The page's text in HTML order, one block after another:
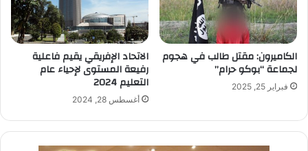
الكاميرون: مقتل طالب في هجوم
لجماعة “بوكو حرام”
فبراير 25, 2025
الاتحاد الإفريقي يقيم فاعلية
رفيعة المستوى لإحياء عام
التعليم 2024
أغسطس 28, 2024